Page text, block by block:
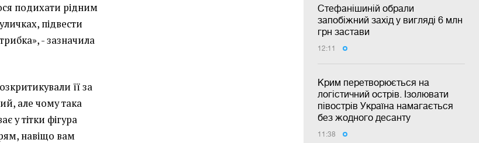
Стефанішиній обрали
запобіжний захід у вигляді 6 млн
грн застави
12:11
Крим перетворюється на
логістичний острів. Ізолювати
півострів Україна намагається
без жодного десанту
11:38
подихати рідним
підвести
- зазначила
її за
але чому така
у тітки фігура
навіщо вам